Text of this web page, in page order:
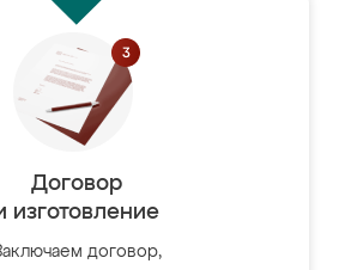
Договор
изготовление
договор,